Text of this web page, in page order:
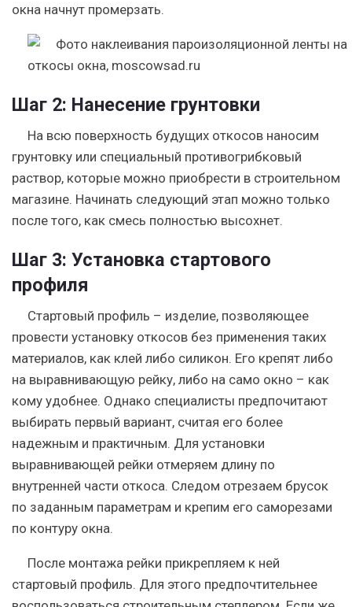
окна начнут промерзать.
Шаг 2: Нанесение грунтовки
На всю поверхность будущих откосов наносим
грунтовку или специальный противогрибковый
раствор, которые можно приобрести в строительном
магазине. Начинать следующий этап можно только
после того, как смесь полностью высохнет.
Шаг 3: Установка стартового
профиля
Стартовый профиль – изделие, позволяющее
провести установку откосов без применения таких
материалов, как клей либо силикон. Его крепят либо
на выравнивающую рейку, либо на само окно – как
кому удобнее. Однако специалисты предпочитают
выбирать первый вариант, считая его более
надежным и практичным. Для установки
выравнивающей рейки отмеряем длину по
внутренней части откоса. Следом отрезаем брусок
по заданным параметрам и крепим его саморезами
по контуру окна.
После монтажа рейки прикрепляем к ней
стартовый профиль. Для этого предпочтительнее